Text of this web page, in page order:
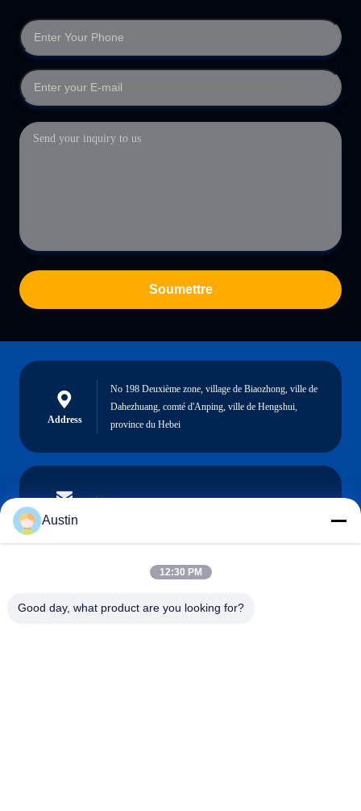
Soumettre
Address
No 198 Deuxième zone, village de Biaozhong, ville de
Dahezhuang, comté d'Anping, ville de Hengshui,
province du Hebei
E-mail
Phone
Austin
12:30 PM
Good day, what product are you looking for?